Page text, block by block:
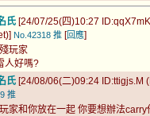
氏 [24/07/25(四)10:27
No.42318 推 [回應]
玩家
人好嗎?
氏 [24/08/06(二)09:24 ID:ttigjs.M
推
家和你放在一起 你要想辦法carry